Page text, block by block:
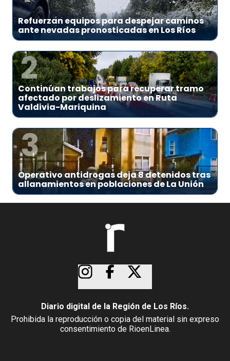
Refuerzan equipos para despejar caminos
ante nevadas pronosticadas en Los Ríos
2
Continúan trabajos para recuperar tramo
afectado por deslizamiento en Ruta
Valdivia-Mariquina
3
Operativo antidrogas deja 8 detenidos tras
allanamientos en poblaciones de La Unión
Diario digital de la Región de Los Ríos.
Prohibida la reproducción o copia del material sin expreso
consentimiento de RioenLinea.